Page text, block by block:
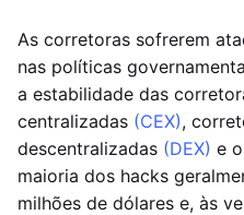
As corretoras sofrerem
nas políticas
a estabilidade das
centralizadas (CEX),
descentralizadas (DEX) e
maioria dos hacks
milhões de dólares e, às